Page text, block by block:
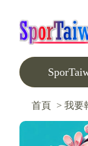
首頁 > 我要